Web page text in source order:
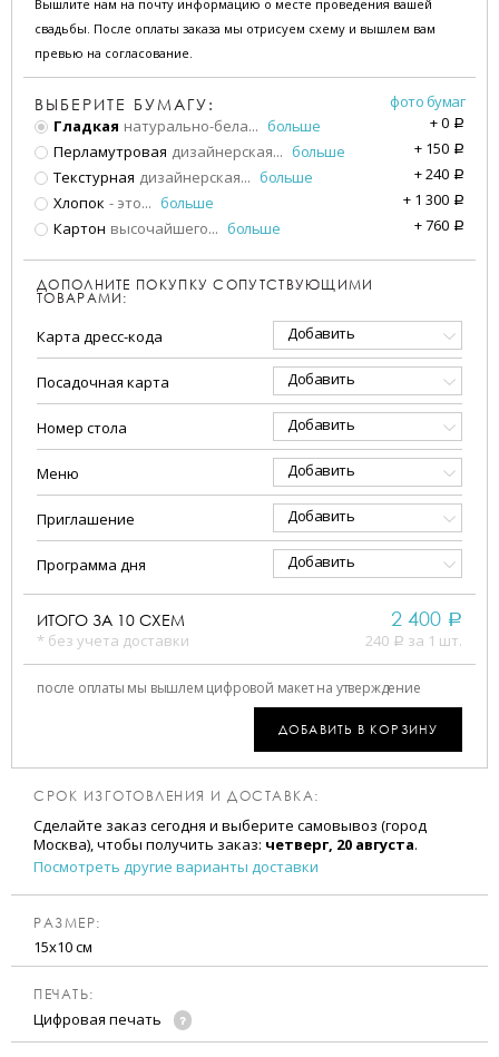
Вышлите нам на почту информацию о месте проведения вашей
свадьбы. После оплаты заказа мы отрисуем схему и вышлем вам
превью на согласование.
ВЫБЕРИТЕ БУМАГУ:
фото бумаг
Гладкая натурально-бела... больше +0 a
Перламутровая дизайнерская... больше + 150 a
Текстурная дизайнерская... больше +240 a
Хлопок - это... больше + 1 300 a
Картон высочайшего... больше +760 a
ДОПОЛНИТЕ ПОКУПКУ СОПУТСТВУЮЩИМИ
ТОВАРАМИ:
Карта дресс-кода Добавить
Посадочная карта Добавить
Номер стола Добавить
Меню Добавить
Приглашение Добавить
Программа дня Добавить
ИТОГО ЗА 10 СХЕМ
* без учета доставки
2 400 a
240 a за 1 шт.
после оплаты мы вышлем цифровой макет на утверждение
ДОБАВИТЬ В КОРЗИНУ
СРОК ИЗГОТОВЛЕНИЯ И ДОСТАВКА:
Сделайте заказ сегодня и выберите самовывоз (город
Москва), чтобы получить заказ: четверг, 20 августа.
Посмотреть другие варианты доставки
РАЗМЕР:
15х10 см
ПЕЧАТЬ:
Цифровая печать